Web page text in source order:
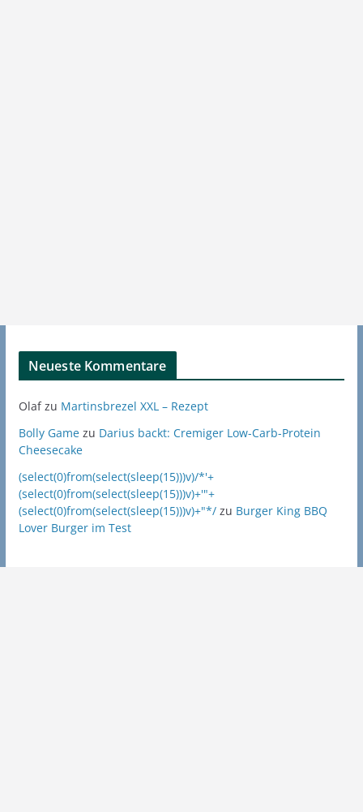
Neueste Kommentare
Olafzu Martinsbrezel XXL – Rezept
Bolly Gamezu Darius backt: Cremiger Low-Carb-Protein
Cheesecake
(select(0)from(select(sleep(15)))v)/*'+
(select(0)from(select(sleep(15)))v)+'"+
(select(0)from(select(sleep(15)))v)+"*/zu Burger King BBQ
Lover Burger im Test